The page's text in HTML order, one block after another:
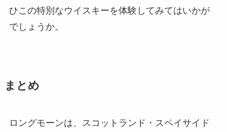
ひこの特別なウイスキーを体験してみてはいかが
でしょうか。
まとめ
ロングモーンは、スコットランド・スペイサイド